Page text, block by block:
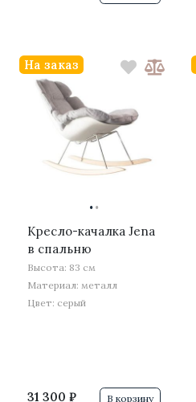
··
Кресло-качалка Jena
в спальню
Высота: 83 см
Материал: металл
Цвет: серый
31 300 ₽
На заказ
В корзину